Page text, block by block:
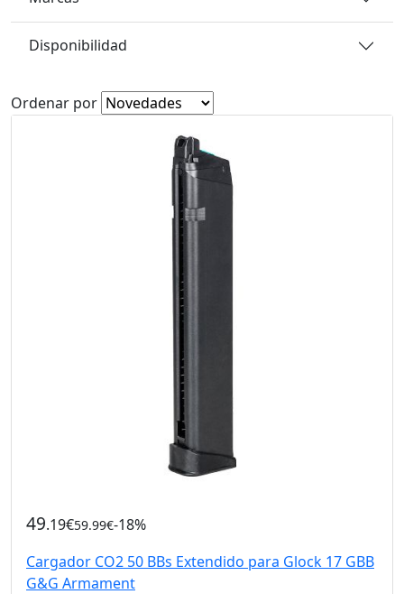
Disponibilidad
Ordenar por
49.19€59.99€-18%
Cargador CO2 50 BBs Extendido para Glock 17 GBB
G&G Armament